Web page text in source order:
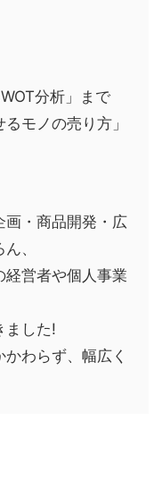
分析」まで
モノの売り方」
画・商品開発・広
、
営者や個人事業
ました!
わらず、幅広く